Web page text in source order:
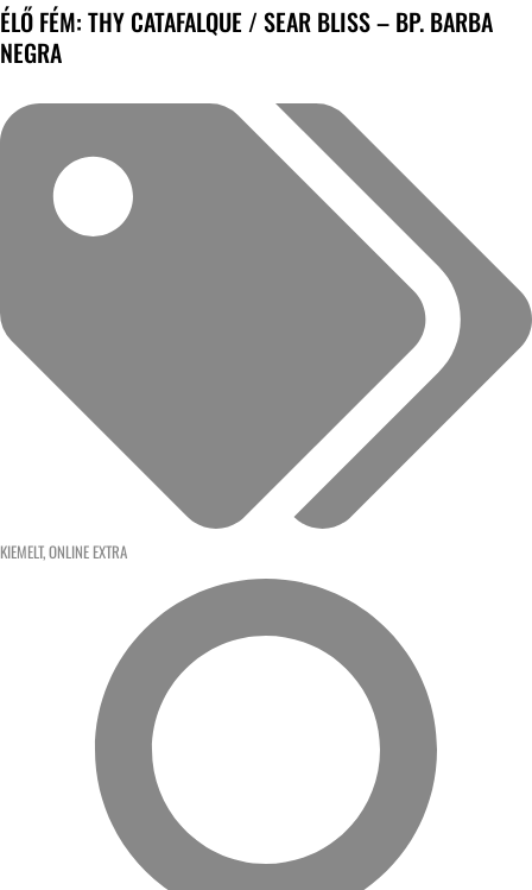
ÉLŐ FÉM: THY CATAFALQUE / SEAR BLISS – BP. BARBA
NEGRA
KIEMELT,ONLINE EXTRA